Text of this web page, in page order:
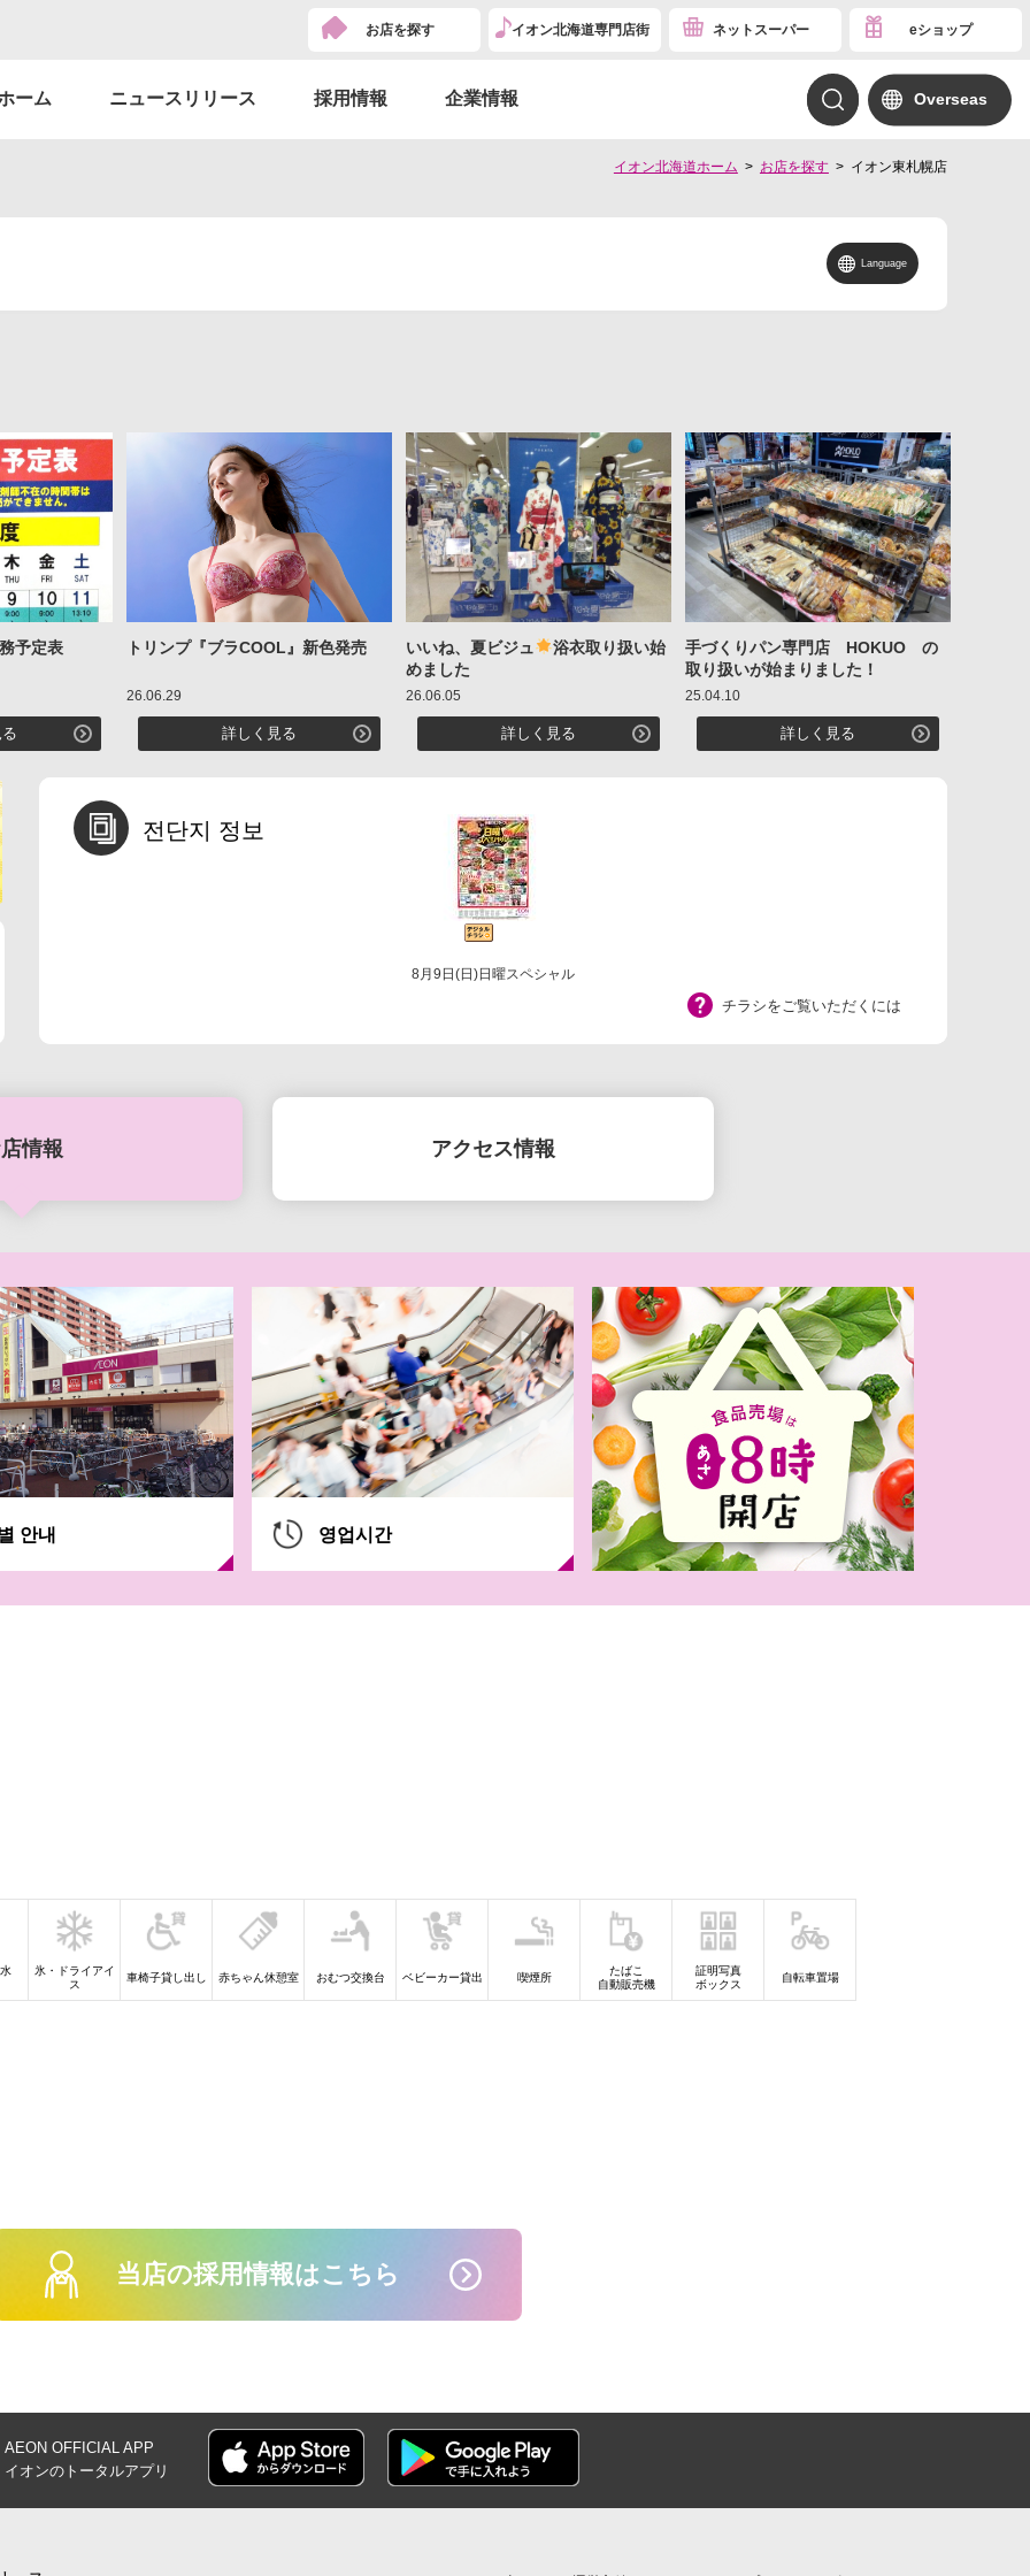
お店を探す イオン北海道専門店街 ネットスーパー eショップ
ーム ニュースリリース 採用情報 企業情報 Overseas
イオン北海道ホーム お店を探す イオン東札幌店
Language
予定表 トリンプ『ブラCOOL』新色発売
26.06.29
詳しく見る
いいね、夏ビジュ
浴衣取り扱い始
めました
26.06.05
詳しく見る
手づくりパン専門店 HOKUO の
取り扱いが始まりました！
25.04.10
詳しく見る
전단지 정보
8月9日(日)日曜スペシャル
8月7日(金)-10日(月）お盆準備
8月7日(金)-16日(日)キッズ
SUMMER特集
デル ランドセル
チラシをご覧いただくには
情報 アクセス情報
안내 영업시간
氷・ドライアイ
ス
車椅子貸し出し 赤ちゃん休憩室 おむつ交換台 ベビーカー貸出 喫煙所
たばこ
自動販売機
証明写真
ボックス
自転車置場
当店の採用情報はこちら
AEON OFFICIAL APP
イオンの トータルアプリ